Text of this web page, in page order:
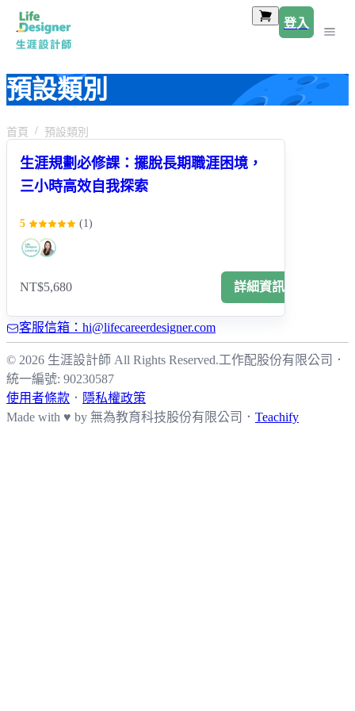
登入
預設類別
首頁 預設類別
生涯規劃必修課：擺脫長期職涯困境，
三小時高效自我探索
5 (1 )
NT$5,680 詳細資訊
客服信箱：hi@lifecareerdesigner.com
© 2026 生涯設計師 All Rights Reserved.工作配股份有限公司
．
統一編號: 90230587
使用者條款 ． 隱私權政策
Made with ♥ by 無為教育科技股份有限公司． Teachify